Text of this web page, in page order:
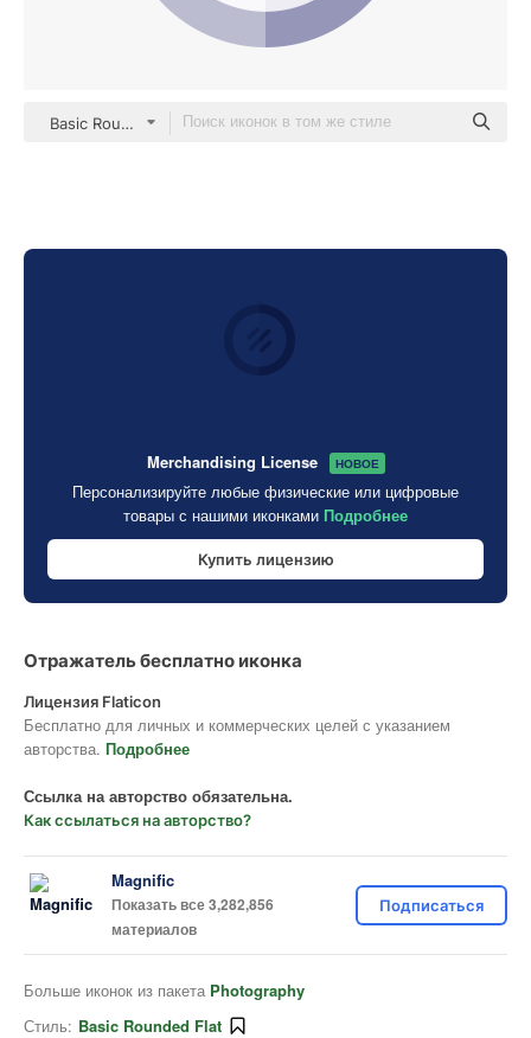
Basic Rounded Flat
Merchandising License НОВОЕ
Персонализируйте любые физические или цифровые
товары с нашими иконками Подробнее
Купить лицензию
Отражатель бесплатно иконка
Лицензия Flaticon
Бесплатно для личных и коммерческих целей с указанием
авторства. Подробнее
Ссылка на авторство обязательна.
Как ссылаться на авторство?
Magnific
Показать все 3,282,856
материалов
Подписаться
Больше иконок из пакета Photography
Стиль: Basic Rounded Flat